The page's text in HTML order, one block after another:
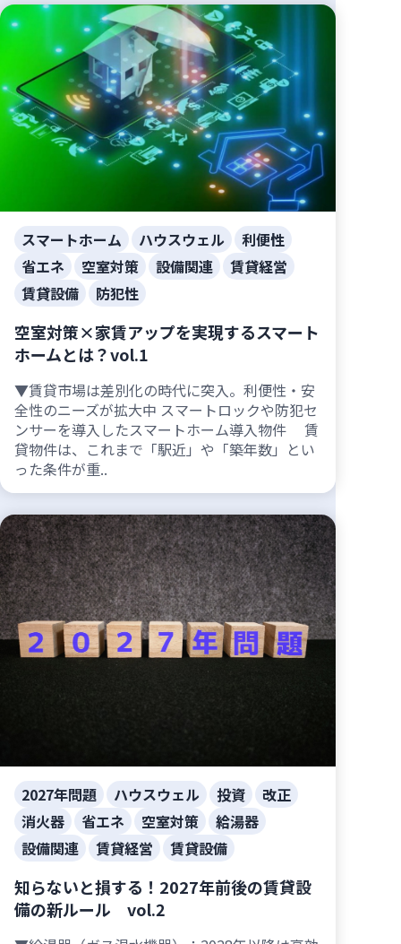
スマートホーム ハウスウェル
利便性
省エネ
空室対策 設備関連
賃貸経営
賃貸設備
防犯性
空室対策×家賃アップを実現するスマート
ホームとは？vol.1
▼賃貸市場は差別化の時代に突入。利便性・安
全性のニーズが拡大中 スマートロックや防犯セ
ンサーを導入したスマートホーム導入物件 賃
貸物件は、これまで「駅近」や「築年数」とい
った条件が重..
2027年問題 ハウスウェル 投資
改正
消火器
省エネ 空室対策
給湯器
設備関連
賃貸経営 賃貸設備
知らないと損する！2027年前後の賃貸設
備の新ルール vol.2